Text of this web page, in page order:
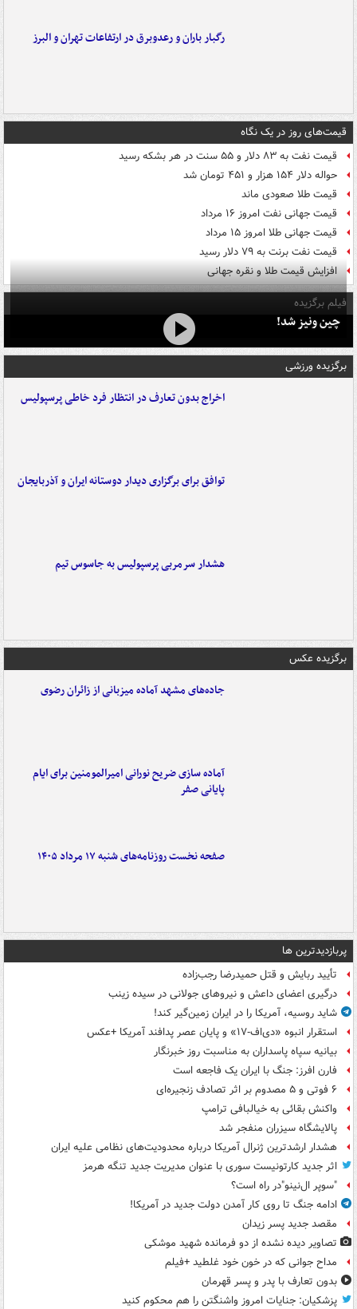
رگبار باران و رعدوبرق در ارتفاعات تهران و البرز
قیمت‌های روز در یک نگاه
قیمت نفت به ۸۳ دلار و ۵۵ سنت در هر بشکه رسید
حواله دلار ۱۵۴ هزار و ۴۵۱ تومان شد
قیمت طلا صعودی ماند
قیمت جهانی نفت امروز ۱۶ مرداد
قیمت جهانی طلا امروز ۱۵ مرداد
قیمت نفت برنت به ۷۹ دلار رسید
افزایش قیمت طلا و نقره جهانی
فیلم برگزیده
چین ونیز شد!
برگزیده ورزشی
اخراج بدون تعارف در انتظار فرد خاطی پرسپولیس
توافق برای برگزاری دیدار دوستانه ایران و آذربایجان
هشدار سرمربی پرسپولیس به جاسوس تیم
برگزیده عکس
جاده‌های مشهد آماده میزبانی از زائران رضوی
آماده سازی ضریح نورانی امیرالمومنین برای ایام
پایانی صفر
صفحه نخست روزنامه‌های شنبه ۱۷ مرداد ۱۴۰۵
پربازدیدترین ها
تأیید ربایش و قتل حمیدرضا رجب‌زاده
درگیری اعضای داعش و نیروهای جولانی در سیده زینب
شاید روسیه، آمریکا را در ایران زمین‌گیر کند!
استقرار انبوه «دی‌اف‑۱۷» و پایان عصر پدافند آمریکا +عکس
بیانیه سپاه پاسداران به مناسبت روز خبرنگار
فارن افرز: جنگ با ایران یک فاجعه است
۶ فوتی و ۵ مصدوم بر اثر تصادف زنجیره‌ای
واکنش بقائی به خیالبافی ترامپ
پالایشگاه سیزران منفجر شد
هشدار ارشدترین ژنرال آمریکا درباره محدودیت‌های نظامی علیه ایران
اثر جدید کارتونیست سوری با عنوان مدیریت جدید تنگه هرمز
"سوپر ال‌نینو"در راه است؟
ادامه جنگ تا روی کار آمدن دولت جدید در آمریکا!
مقصد جدید پسر زیدان
تصاویر دیده‌ نشده از دو فرمانده شهید موشکی
مداح جوانی که در خون خود غلطید +فیلم
بدون تعارف با پدر و پسر قهرمان
پزشکیان: جنایات امروز واشنگتن را هم محکوم کنید